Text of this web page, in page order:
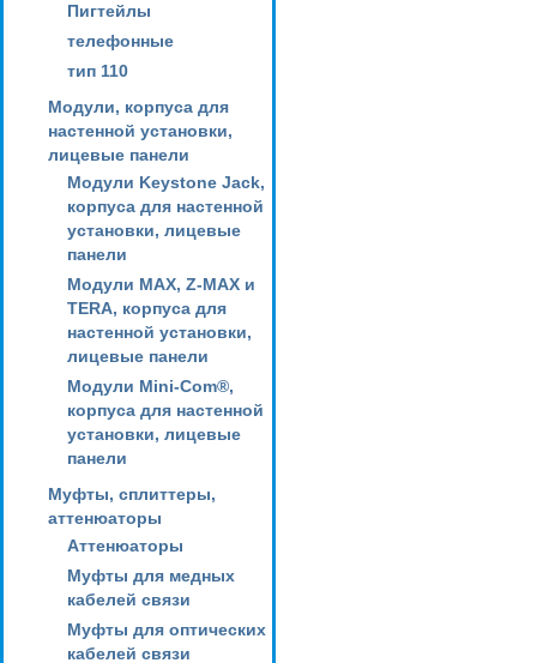
Пигтейлы
телефонные
тип 110
Модули, корпуса для
настенной установки,
лицевые панели
Модули Keystone Jack,
корпуса для настенной
установки, лицевые
панели
Модули MAX, Z-MAX и
TERA, корпуса для
настенной установки,
лицевые панели
Модули Mini-Com®,
корпуса для настенной
установки, лицевые
панели
Муфты, сплиттеры,
аттенюаторы
Аттенюаторы
Муфты для медных
кабелей связи
Муфты для оптических
кабелей связи